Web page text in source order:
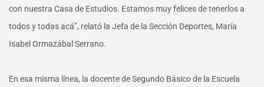
con nuestra Casa de Estudios. Estamos muy felices de tenerlos a
todos y todas acá”, relató la Jefa de la Sección Deportes, María
Isabel Ormazábal Serrano.
En esa misma línea, la docente de Segundo Básico de la Escuela